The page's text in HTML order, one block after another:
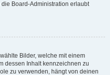
Board-Administration erlaubt
Bilder, welche mit einem
dessen Inhalt kennzeichnen zu
zu verwenden, hängt von deinen